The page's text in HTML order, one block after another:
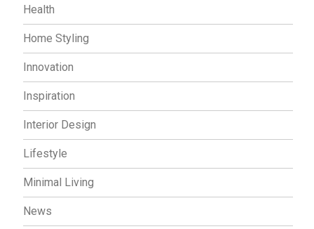
Health
Home Styling
Innovation
Inspiration
Interior Design
Lifestyle
Minimal Living
News